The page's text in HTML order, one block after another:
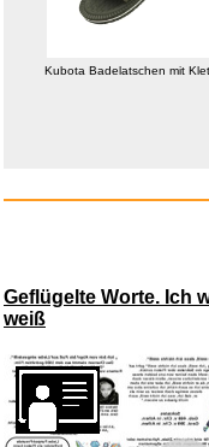
Seal The
Kubota Badelatschen mit
Geflügelte Worte. Ich
weiß